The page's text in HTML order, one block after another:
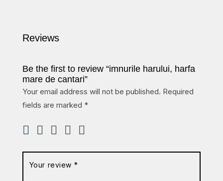
Reviews
Be the first to review “imnurile harului, harfa
mare de cantari”
Your email address will not be published. Required
fields are marked *